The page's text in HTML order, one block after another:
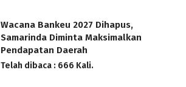
Wacana Bankeu 2027 Dihapus,
Samarinda Diminta Maksimalkan
Pendapatan Daerah
Telah dibaca : 666 Kali.